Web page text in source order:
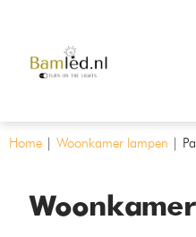
Home | Woonkamer lampen |